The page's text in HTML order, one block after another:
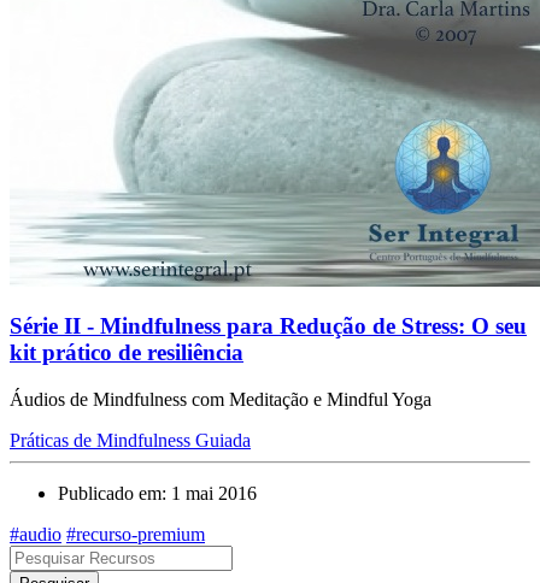
Série II - Mindfulness para Redução de Stress: O seu
kit prático de resiliência
Áudios de Mindfulness com Meditação e Mindful Yoga
Práticas de Mindfulness Guiada
Publicado em: 1 mai 2016
#audio #recurso-premium